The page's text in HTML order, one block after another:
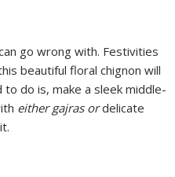
go wrong with. Festivities
beautiful floral chignon will
do is, make a sleek middle-
eithergajras ordelicate